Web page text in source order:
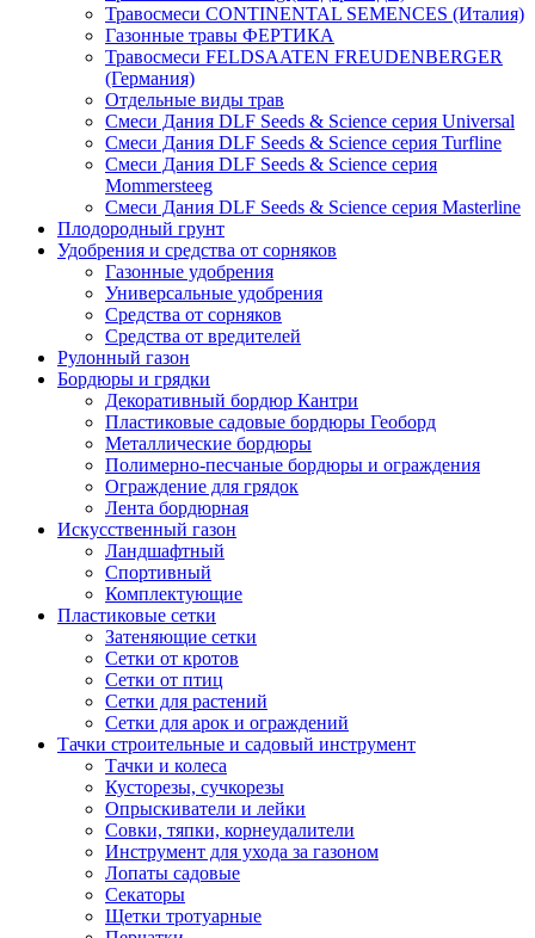
Травосмеси CONTINENTAL SEMENCES (Италия)
Газонные травы ФЕРТИКА
Травосмеси FELDSAATEN FREUDENBERGER
(Германия)
Отдельные виды трав
Смеси Дания DLF Seeds & Sciеnce серия Universal
Смеси Дания DLF Seeds & Sciеnce серия Turfline
Смеси Дания DLF Seeds & Sciеnce серия
Mommersteeg
Смеси Дания DLF Seeds & Sciеnce серия Masterline
Плодородный грунт
Удобрения и средства от сорняков
Газонные удобрения
Универсальные удобрения
Средства от сорняков
Средства от вредителей
Рулонный газон
Бордюры и грядки
Декоративный бордюр Кантри
Пластиковые садовые бордюры Геоборд
Металлические бордюры
Полимерно-песчаные бордюры и ограждения
Ограждение для грядок
Лента бордюрная
Искусственный газон
Ландшафтный
Спортивный
Комплектующие
Пластиковые сетки
Затеняющие сетки
Сетки от кротов
Сетки от птиц
Сетки для растений
Сетки для арок и ограждений
Тачки строительные и садовый инструмент
Тачки и колеса
Кусторезы, сучкорезы
Опрыскиватели и лейки
Совки, тяпки, корнеудалители
Инструмент для ухода за газоном
Лопаты садовые
Секаторы
Щетки тротуарные